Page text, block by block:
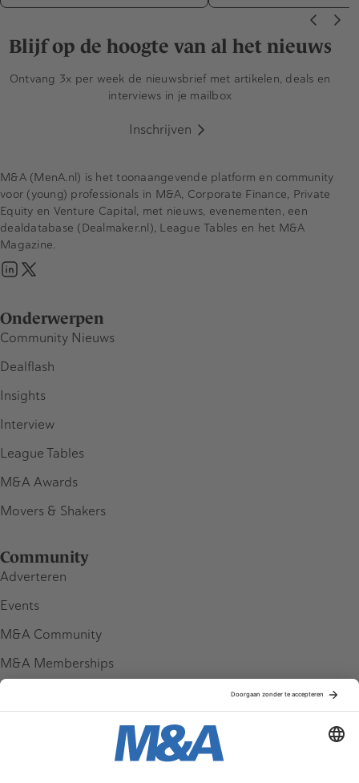
Blijf op de hoogte van al het nieuws
Ontvang 3x per week de nieuwsbrief met artikelen, deals en
interviews in je mailbox
Inschrijven
Onderwerpen
Community Nieuws
Dealflash
Insights
Interview
League Tables
M&A Awards
Movers & Shakers
Community
Adverteren
Events
M&A Community
M&A Memberships
M&A (MenA.nl) is het toonaangevende platform en community
voor (young) professionals in M&A, Corporate Finance, Private
Equity en Venture Capital, met nieuws, evenementen, een
dealdatabase (Dealmaker.nl), League Tables en het M&A
Magazine.